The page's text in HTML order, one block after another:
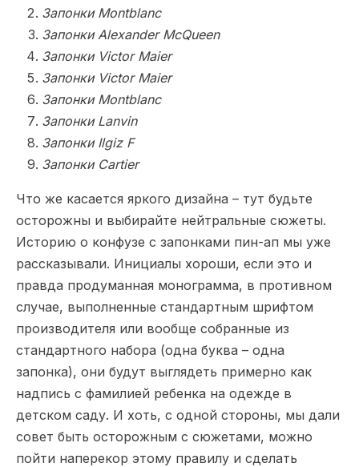
Запонки Montblanc
Запонки Alexander McQueen
Запонки Victor Maier
Запонки Victor Maier
Запонки Montblanc
Запонки Lanvin
Запонки Ilgiz F
Запонки Cartier
Что же касается яркого дизайна – тут будьте
осторожны и выбирайте нейтральные сюжеты.
Историю о конфузе с запонками пин-ап мы уже
рассказывали. Инициалы хороши, если это и
правда продуманная монограмма, в противном
случае, выполненные стандартным шрифтом
производителя или вообще собранные из
стандартного набора (одна буква – одна
запонка), они будут выглядеть примерно как
надпись с фамилией ребенка на одежде в
детском саду. И хоть, с одной стороны, мы дали
совет быть осторожным с сюжетами, можно
пойти наперекор этому правилу и сделать